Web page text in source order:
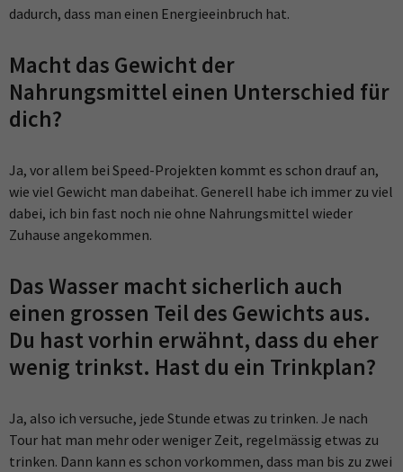
dadurch, dass man einen Energieeinbruch hat.
Macht das Gewicht der
Nahrungsmittel einen Unterschied für
dich?
Ja, vor allem bei Speed-Projekten kommt es schon drauf an,
wie viel Gewicht man dabeihat. Generell habe ich immer zu viel
dabei, ich bin fast noch nie ohne Nahrungsmittel wieder
Zuhause angekommen.
Das Wasser macht sicherlich auch
einen grossen Teil des Gewichts aus.
Du hast vorhin erwähnt, dass du eher
wenig trinkst. Hast du ein Trinkplan?
Ja, also ich versuche, jede Stunde etwas zu trinken. Je nach
Tour hat man mehr oder weniger Zeit, regelmässig etwas zu
trinken. Dann kann es schon vorkommen, dass man bis zu zwei